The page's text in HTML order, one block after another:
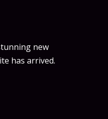
new
has arrived.